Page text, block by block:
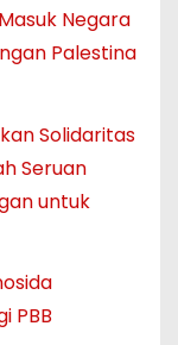
Negara
Palestina
Solidaritas
Seruan
untuk
PBB